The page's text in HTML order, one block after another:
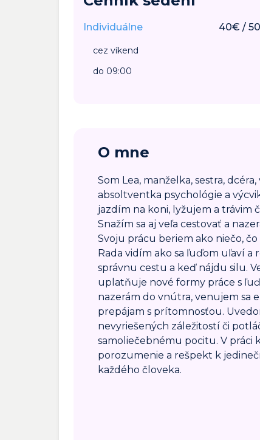
Individuálne 40€ /50
cez víkend
do 09:00
O mne
Som Lea, manželka, sestra,
absoltventka psychológie a
jazdím na koni, lyžujem a trávim
Snažím sa aj veľa cestovať a
Svoju prácu beriem ako niečo,
Rada vidím ako sa ľuďom uľaví a
správnu cestu a keď nájdu silu.
uplatňuje nové formy práce s
nazerám do vnútra, venujem sa
prepájam s prítomnosťou.
nevyriešených záležitostí či
samoliečebnému pocitu. V práci
porozumenie a rešpekt k
každého človeka.